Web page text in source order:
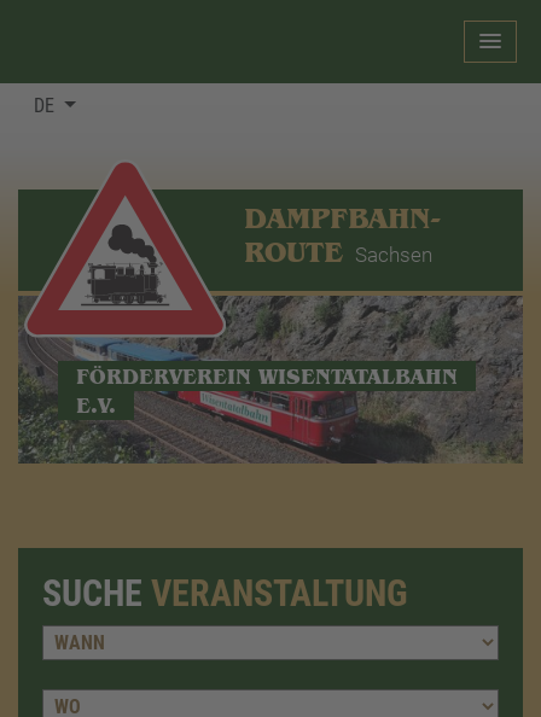
DE
DAMPFBAHN-
ROUTE Sachsen
FÖRDERVEREIN WISENTATALBAHN
E.V.
SUCHE VERANSTALTUNG